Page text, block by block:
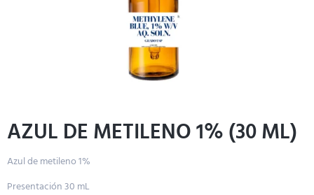
AZUL DE METILENO 1% (30 ML)
Azul de metileno 1%
Presentación 30 mL